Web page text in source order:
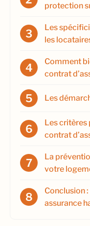
protection
Les
les
Comment
contrat
Les
Les critères
contrat
La
votre
Conclusion
assurance